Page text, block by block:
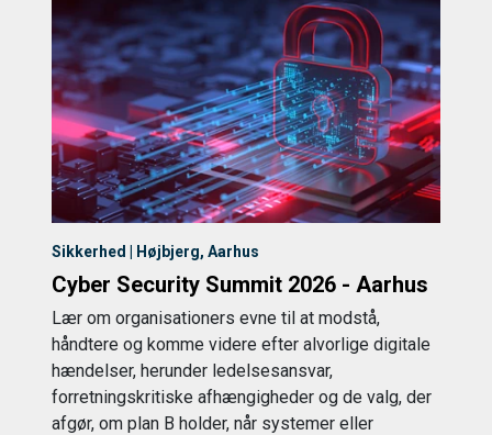
Sikkerhed | Højbjerg, Aarhus
Cyber Security Summit 2026 - Aarhus
Lær om organisationers evne til at modstå,
håndtere og komme videre efter alvorlige digitale
hændelser, herunder ledelsesansvar,
forretningskritiske afhængigheder og de valg, der
afgør, om plan B holder, når systemer eller